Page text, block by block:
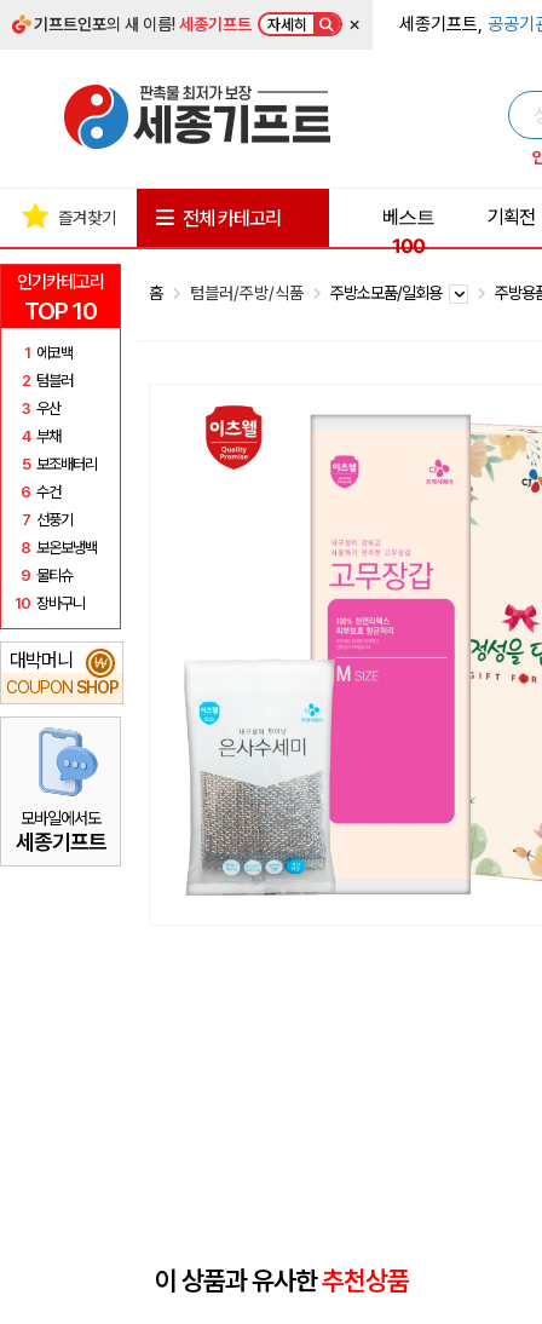
기프트인포의 새 이름!세종기프트 자세히 × 세종기프트, 공공기
인기카테고리
TOP 10
1 에코백
2 텀블러
3 우산
4 부채
5 보조배터리
6 수건
7 선풍기
8 보온보냉백
9 물티슈
10 장바구니
대박머니
COUPON SHOP
₩
모바일에서도
세종기프트
즐겨찾기 전체 카테고리
베스트
100
기획전
홈 텀블러/주방/식품 주방소모품/일회용 주방
이 상품과 유사한추천상품